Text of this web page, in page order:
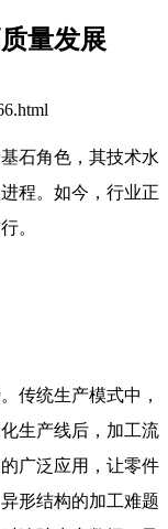
量发展​
石角色，其技术水
程。如今，行业正
。
传统生产模式中，
生产线后，加工流
广泛应用，让零件
形结构的加工难题